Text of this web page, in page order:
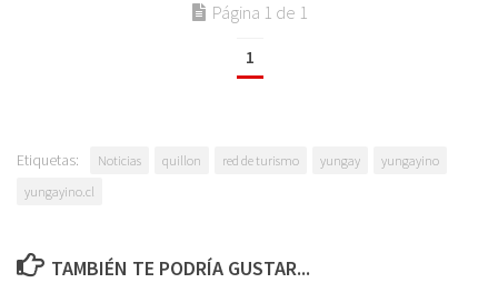
Página 1 de 1
1
Etiquetas: Noticias quillon red de turismo yungay
yungayino
yungayino.cl
TAMBIÉN TE PODRÍA GUSTAR...